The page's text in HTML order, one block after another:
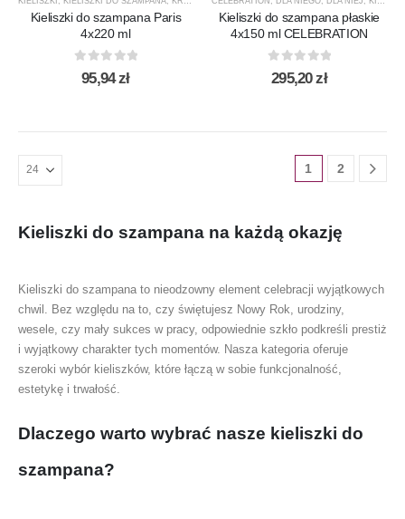
Kieliszki do szampana Paris
4x220 ml
out of 5
95,94zł
Kieliszki do szampana płaskie
4x150 ml CELEBRATION
0out of 5
295,20zł
1 2
Kieliszki do szampana na każdą okazję
Kieliszki do szampana to nieodzowny element celebracji wyjątkowych
chwil. Bez względu na to, czy świętujesz Nowy Rok, urodziny,
wesele, czy mały sukces w pracy, odpowiednie szkło podkreśli prestiż
i wyjątkowy charakter tych momentów. Nasza kategoria oferuje
szeroki wybór kieliszków, które łączą w sobie funkcjonalność,
estetykę i trwałość.
Dlaczego warto wybrać nasze kieliszki do
szampana?